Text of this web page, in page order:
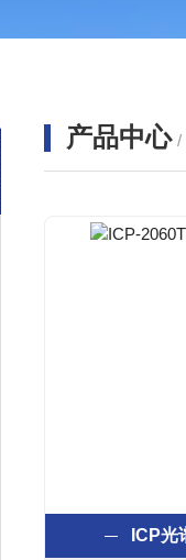
产品中心 /
ICP光